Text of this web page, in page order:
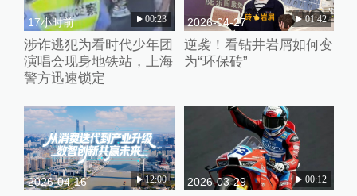
17小时前 00:23
涉诈逃犯为看时代少年团
演唱会现身地铁站，上海
警方迅速锁定
2026-04-27 01:42
逆袭！看钻井岩屑如何变
为“环保砖”
2026-04-16 12:00 2026-03-29 00:12